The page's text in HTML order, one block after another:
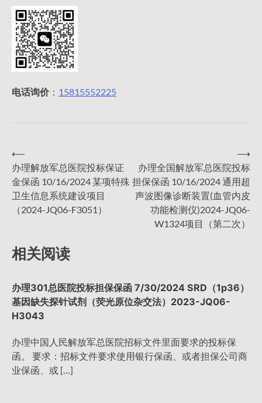
电话询价： 15815552225
文
章
航
⟵
办理解放军总医院投标保证
金保函 10/16/2024 某项特殊
卫生信息系统建设项目
（2024-JQ06-F3051）
办理全国解放军总医院投标
担保保函 10/16/2024 通用超
声波图像诊断装置(血管内皮
功能检测仪)2024-JQ06-
W1324项目（第二次）
⟶
相关阅读
办理301总医院投标担保保函 7/30/2024 SRD（1p36）
基因缺失探针试剂（荧光原位杂交法）2023-JQ06-
H3043
办理中国人民解放军总医院招标文件里面要求的投标保
函。 要求：招标文件要求使用银行保函、或者担保公司商
业保函、或 […]